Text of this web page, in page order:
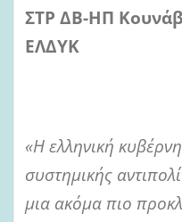
ΣΤΡ ΔΒ-ΗΠ
ΕΛΔΥΚ
«Η ελληνική
συστημικής
μια ακόμα πιο